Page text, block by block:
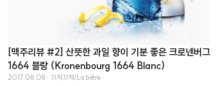
[맥주리뷰 #2] 산뜻한 과일 향이 기분 좋은 크로넨버그
1664 블랑 (Kronenbourg 1664 Blanc)
2017.08.08 · 끄적끄적/La bière